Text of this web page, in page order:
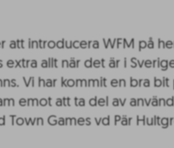
att introducera WFM på
extra allt när det är i
Vi har kommit en bra
emot att ta del av
Town Games vd Pär